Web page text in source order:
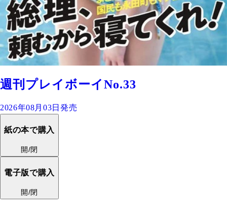
週刊プレイボーイNo.33
2026年08月03日発売
紙の本で購入
開/閉
電子版で購入
開/閉